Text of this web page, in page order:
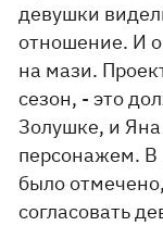
девушки
отношение. И
на мази.
сезон, - это
Золушке, и
персонажем. В
было
согласовать